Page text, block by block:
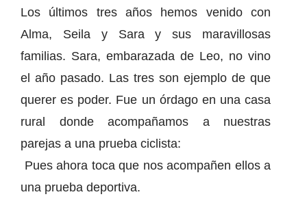
Los últimos tres años hemos venido con
Alma, Seila y Sara y sus maravillosas
familias. Sara, embarazada de Leo, no vino
el año pasado. Las tres son ejemplo de que
querer es poder. Fue un órdago en una casa
rural donde acompañamos a nuestras
parejas a una prueba ciclista:
Pues ahora toca que nos acompañen ellos a
una prueba deportiva.